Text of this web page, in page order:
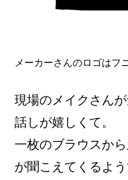
メーカーさんのロゴはフ
現場のメイクさん
話しが嬉しくて。
一枚のブラウスか
が聞こえてくるよう